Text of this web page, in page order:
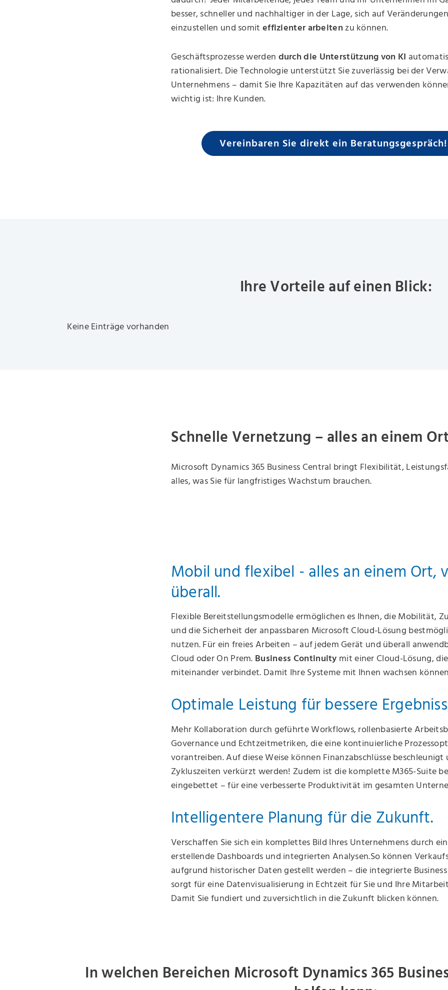
besser, schneller und nachhaltiger in der Lage, sich auf
einzustellen und somit effizienter arbeiten zu können.
Geschäftsprozesse werden durch die Unterstützung von KI
rationalisiert. Die Technologie unterstützt Sie zuverlässig bei der
Unternehmens – damit Sie Ihre Kapazitäten auf das verwenden
wichtig ist: Ihre Kunden.
Vereinbaren Sie direkt ein Beratungsgespräch!
Ihre Vorteile auf einen Blick:
Keine Einträge vorhanden
Schnelle Vernetzung – alles an einem
Microsoft Dynamics 365 Business Central bringt Flexibilität,
alles, was Sie für langfristiges Wachstum brauchen.
Mobil und flexibel - alles an einem Ort,
überall.
Flexible Bereitstellungsmodelle ermöglichen es Ihnen, die Mobilität,
und die Sicherheit der anpassbaren Microsoft Cloud-Lösung
nutzen. Für ein freies Arbeiten – auf jedem Gerät und überall
Cloud oder On Prem. Business Continuity mit einer Cloud-Lösung,
miteinander verbindet. Damit Ihre Systeme mit Ihnen wachsen
Optimale Leistung für bessere
Mehr Kollaboration durch geführte Workflows, rollenbasierte
Governance und Echtzeitmetriken, die eine kontinuierliche
vorantreiben. Auf diese Weise können Finanzabschlüsse beschleunigt
Zykluszeiten verkürzt werden! Zudem ist die komplette M365-Suite
eingebettet – für eine verbesserte Produktivität im gesamten
Intelligentere Planung für die Zukunft.
Verschaffen Sie sich ein komplettes Bild Ihres Unternehmens durch
erstellende Dashboards und integrierten Analysen.So können
aufgrund historischer Daten gestellt werden – die integrierte
sorgt für eine Datenvisualisierung in Echtzeit für Sie und Ihre
Damit Sie fundiert und zuversichtlich in die Zukunft blicken können.
In welchen Bereichen Microsoft Dynamics 365